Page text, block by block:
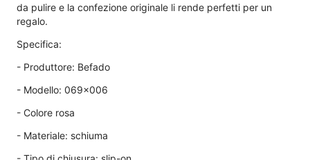
da pulire e la confezione originale li rende perfetti per un
regalo.
Specifica:
- Produttore: Befado
- Modello: 069x006
- Colore rosa
- Materiale: schiuma